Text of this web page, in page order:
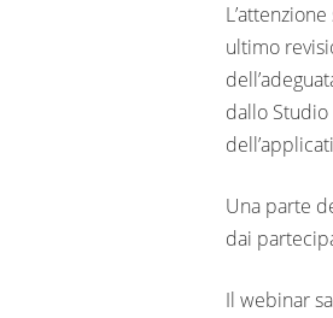
ultimo
dallo Studio
Una parte
dai
Il webinar